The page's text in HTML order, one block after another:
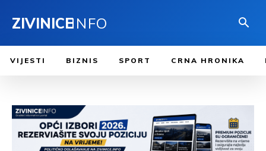
ZIVINICEINFO
VIJESTI BIZNIS SPORT CRNA HRONIKA